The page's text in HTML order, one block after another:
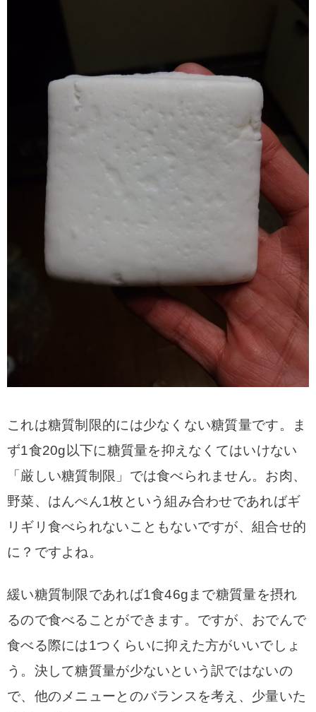
これは糖質制限的には少なくない糖質量です。ま
ず1食20g以下に糖質量を抑えなくてはいけない
「厳しい糖質制限」では食べられません。お肉、
野菜、はんぺん1枚という組み合わせであればギ
リギリ食べられないこともないですが、組合せ的
に？ですよね。
緩い糖質制限であれば1食46gまで糖質量を摂れ
るので食べることができます。ですが、おでんで
食べる際には1つくらいに抑えた方がいいでしょ
う。決して糖質量が少ないという訳ではないの
で、他のメニューとのバランスを考え、少量いた